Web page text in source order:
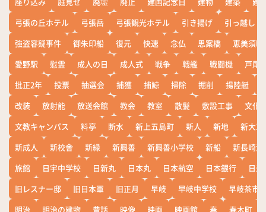
弓張の丘ホテル
弓張岳 弓張観光ホテル 引き揚げ
引っ越し
強盗容疑事件
御朱印船 復元 快速 念仏 思案橋
恵美須町
愛野駅
慰霊 成人の日 成人式 戦争 戦艦 戦闘機
戸尾
批正2年
投票 抽選会 捕獲 捕鯨 掃除 掘削 揚陸艇
改装
放射能 放送会館 教会 教室 散髪 敷設工事
文化
文教キャンパス
料亭 断水 新上五島町 新人 新地
新大工
新成人
新校舎 新緑 新興善 新興善小学校 新船
新長崎漁
旅館
日宇中学校 日新丸 日本丸 日本航空 日本銀行
日
旧レスナー邸
旧日本軍 旧正月 早岐 早岐中学校
早岐茶市
明治
明治の建物 昔話 映像 映画 映画館 春 春木町